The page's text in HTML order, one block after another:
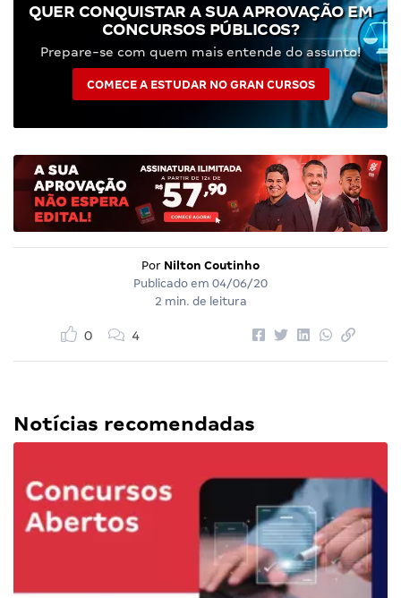
QUER CONQUISTAR A SUA APROVAÇÃO EM
CONCURSOS PÚBLICOS?
Prepare-se com quem mais entende do assunto!
COMECE A ESTUDAR NO GRAN CURSOS
Por Nilton Coutinho
Publicado em 04/06/20
2 min. de leitura
0 4
Notícias recomendadas